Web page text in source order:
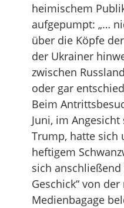
heimischem
aufgepumpt: „…
über die Köpfe
der Ukrainer
zwischen
oder gar
Beim
Juni, im
Trump, hatte sich
heftigem
sich
Geschick“ von
Medienbagage